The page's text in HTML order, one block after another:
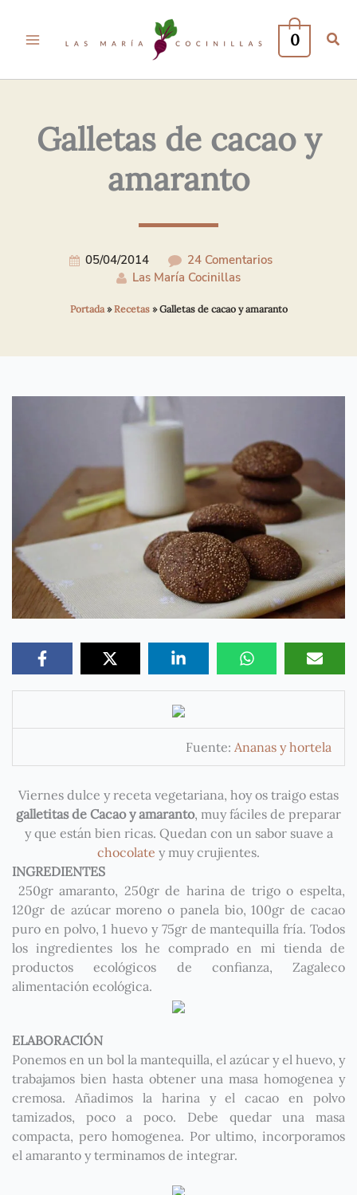
0
Galletas de cacao y
amaranto
05/04/2014
24 Comentarios
Las María Cocinillas
Portada»Recetas»Galletas de cacao y amaranto
Fuente: Ananas y hortela
Viernes dulce y receta vegetariana, hoy os traigo estas
galletitas de Cacao y amaranto, muy fáciles de preparar
y que están bien ricas. Quedan con un sabor suave a
chocolate y muy crujientes.
INGREDIENTES
250gr amaranto, 250gr de harina de trigo o espelta,
120gr de azúcar moreno o panela bio, 100gr de cacao
puro en polvo, 1 huevo y 75gr de mantequilla fría. Todos
los ingredientes los he comprado en mi tienda de
productos ecológicos de confianza, Zagaleco
alimentación ecológica.
ELABORACIÓN
Ponemos en un bol la mantequilla, el azúcar y el huevo, y
trabajamos bien hasta obtener una masa homogenea y
cremosa. Añadimos la harina y el cacao en polvo
tamizados, poco a poco. Debe quedar una masa
compacta, pero homogenea. Por ultimo, incorporamos
el amaranto y terminamos de integrar.
Electrónico*